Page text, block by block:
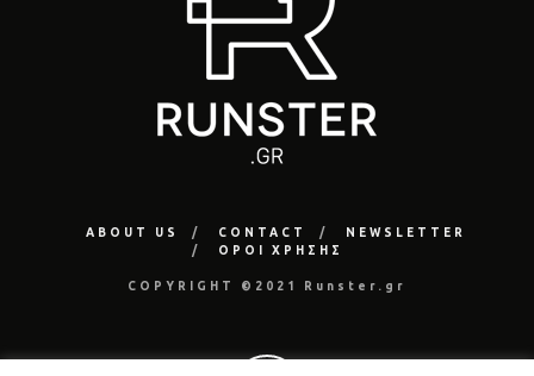
ABOUT US CONTACT
NEWSLETTER
ΟΡΟΙ ΧΡΗΣΗΣ
COPYRIGHT ©2021 Runster.gr